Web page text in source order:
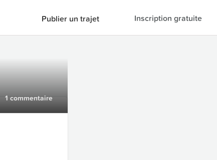
Inscription gratuite
Publier un trajet
1 commentaire